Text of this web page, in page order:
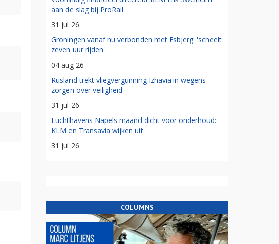
aan de slag bij ProRail
31 jul 26
Groningen vanaf nu verbonden met Esbjerg: 'scheelt
zeven uur rijden'
04 aug 26
Rusland trekt vliegvergunning Izhavia in wegens
zorgen over veiligheid
31 jul 26
Luchthavens Napels maand dicht voor onderhoud:
KLM en Transavia wijken uit
31 jul 26
COLUMNS